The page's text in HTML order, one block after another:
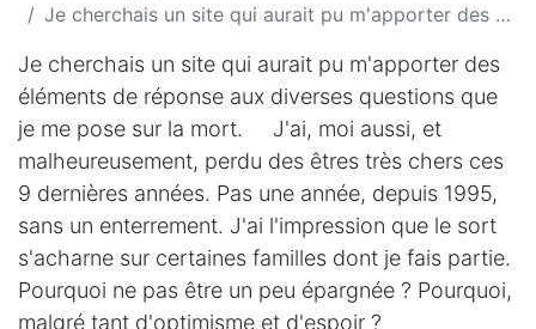
Je cherchais un site qui aurait pu m'apporter des éléments de réponse...
Je cherchais un site qui aurait pu m'apporter des
éléments de réponse aux diverses questions que
je me pose sur la mort. J'ai, moi aussi, et
malheureusement, perdu des êtres très chers ces
9 dernières années. Pas une année, depuis 1995,
sans un enterrement. J'ai l'impression que le sort
s'acharne sur certaines familles dont je fais partie.
Pourquoi ne pas être un peu épargnée ? Pourquoi,
malgré tant d'optimisme et d'espoir ?